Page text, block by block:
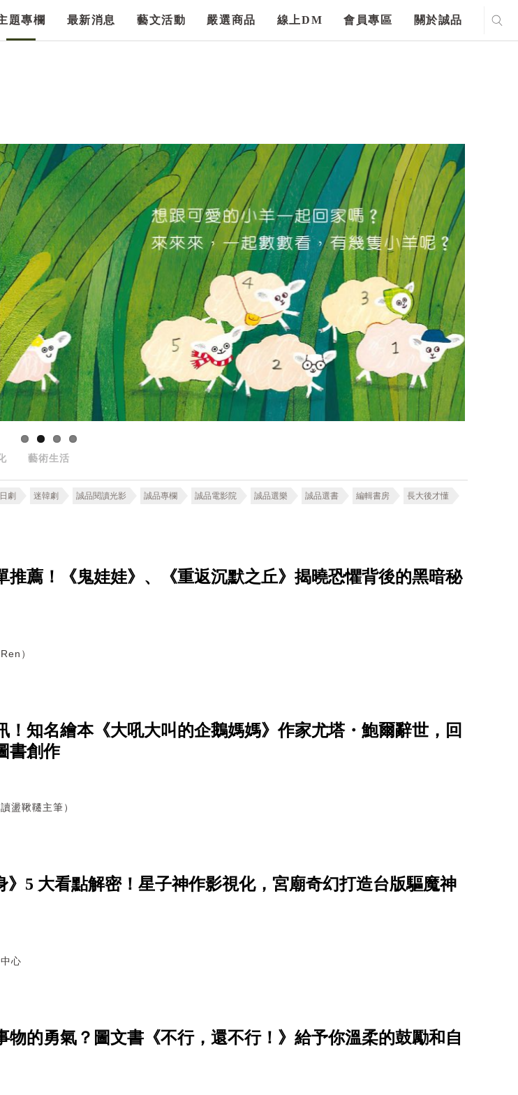
題專欄 最新消息 藝文活動 嚴選商品 線上DM 會員專區 關於誠品
藝術生活
劇 迷韓劇 誠品閱讀光影 誠品專欄 誠品電影院 誠品選樂 誠品選書 編輯書房 長大後才懂
推薦！《鬼娃娃》、《重返沉默之丘》揭曉恐懼背後的黑暗秘
）
！知名繪本《大吼大叫的企鵝媽媽》作家尤塔・鮑爾辭世，回
書創作
盪鞦韆主筆）
》5 大看點解密！星子神作影視化，宮廟奇幻打造台版驅魔神
心
物的勇氣？圖文書《不行，還不行！》給予你溫柔的鼓勵和自